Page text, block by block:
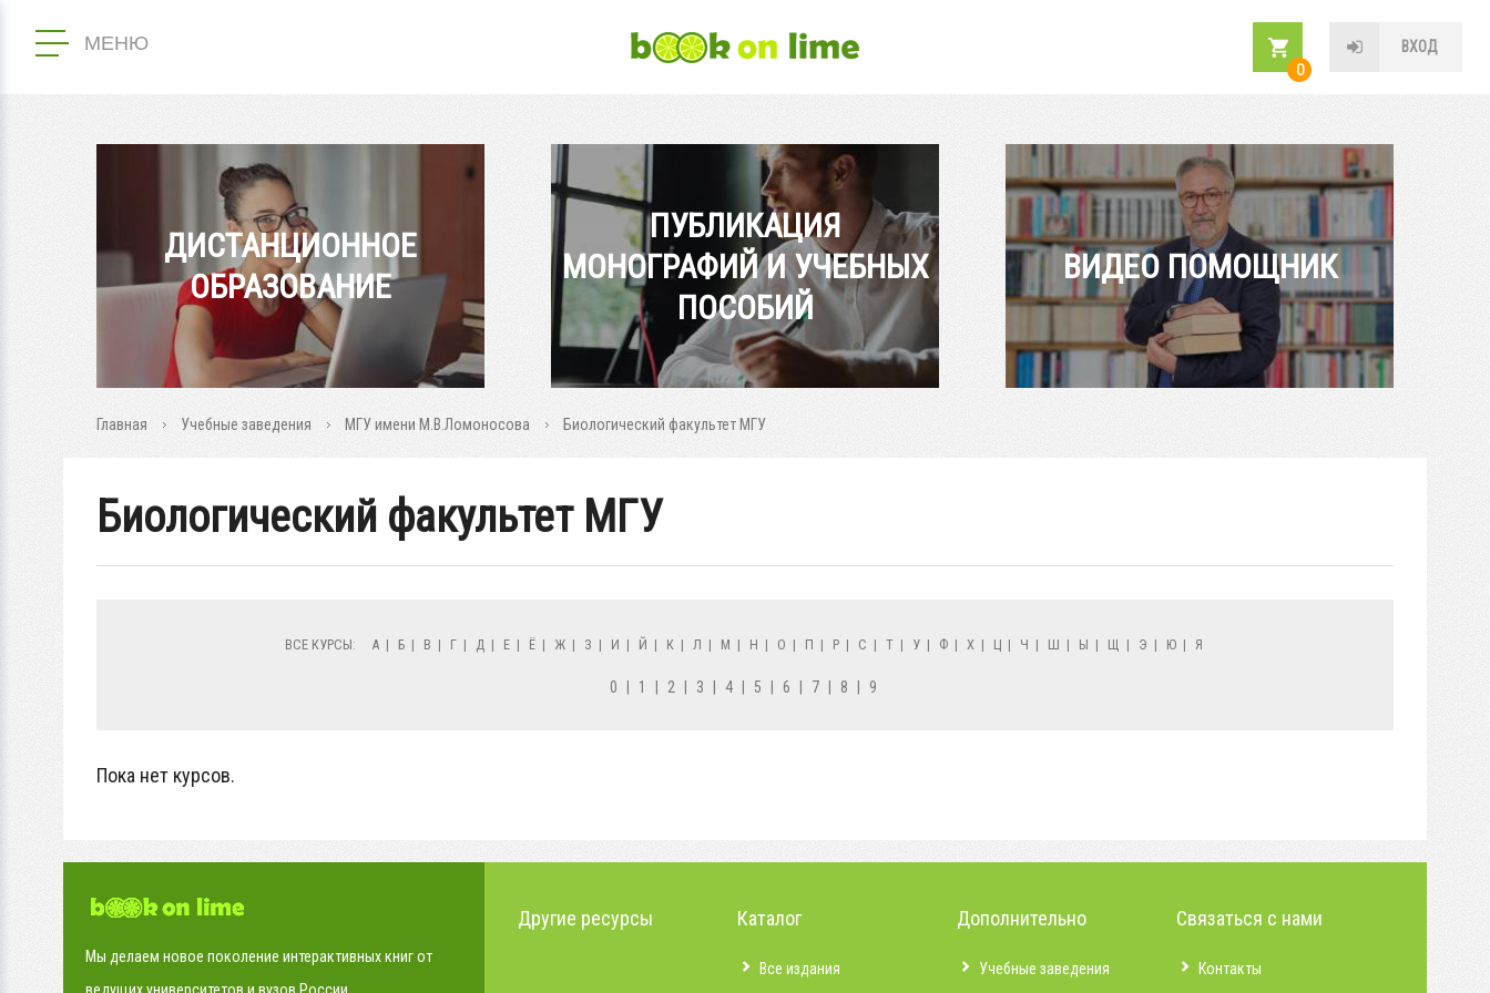
МЕНЮ
ВХОД
0
ДИСТАНЦИОННОЕ
ОБРАЗОВАНИЕ
ПУБЛИКАЦИЯ
МОНОГРАФИЙ И УЧЕБНЫХ
ПОСОБИЙ
ВИДЕО ПОМОЩНИК
Главная Учебные заведения МГУ имени М.В.Ломоносова Биологический факультет МГУ
Биологический факультет МГУ
ВСЕ КУРСЫ: А | Б | В | Г | Д | Е | Ё | Ж | З | И | Й | К | Л | М | Н | О | П | Р | С | Т | У | Ф | Х | Ц | Ч | Ш | Ы | Щ | Э | Ю | Я
0 1 2 3 4 5 6 7 8 9
Пока нет курсов.
Мы делаем новое поколение интерактивных книг от
Другие ресурсы Каталог
Все издания
Дополнительно
Учебные заведения
Связаться с нами
Контакты